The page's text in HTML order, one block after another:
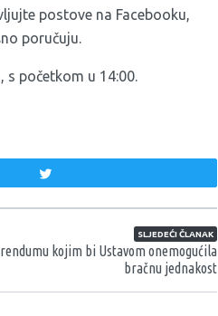
postove na Facebooku,
poručuju.
s početkom u 14:00.
SLJEDEĆI ČLANAK
kojim bi Ustavom onemogućila
bračnu jednakost